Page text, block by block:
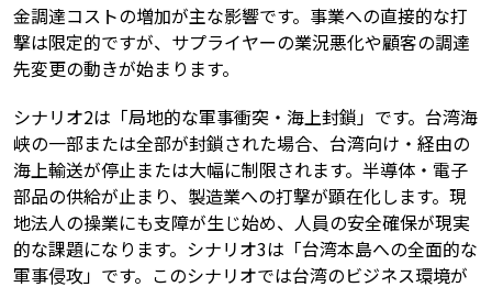
金調達コストの増加が主な影響です。事業への直接的な打
撃は限定的ですが、サプライヤーの業況悪化や顧客の調達
先変更の動きが始まります。
シナリオ2は「局地的な軍事衝突・海上封鎖」です。台湾海
峡の一部または全部が封鎖された場合、台湾向け・経由の
海上輸送が停止または大幅に制限されます。半導体・電子
部品の供給が止まり、製造業への打撃が顕在化します。現
地法人の操業にも支障が生じ始め、人員の安全確保が現実
的な課題になります。シナリオ3は「台湾本島への全面的な
軍事侵攻」です。このシナリオでは台湾のビジネス環境が